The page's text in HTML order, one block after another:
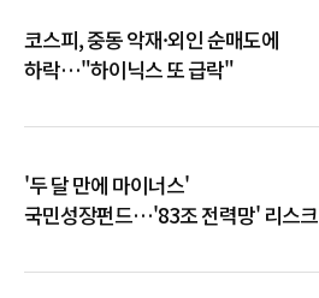
코스피, 중동 악재·외인 순매도에
하락…"하이닉스 또 급락"
'두 달 만에 마이너스'
국민성장펀드…'83조 전력망' 리스크